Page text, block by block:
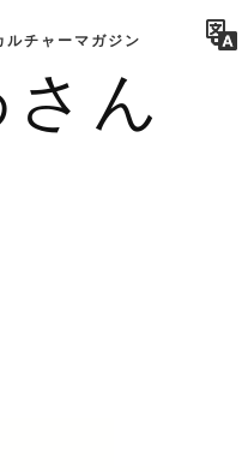
ん
ルチャーマガジン